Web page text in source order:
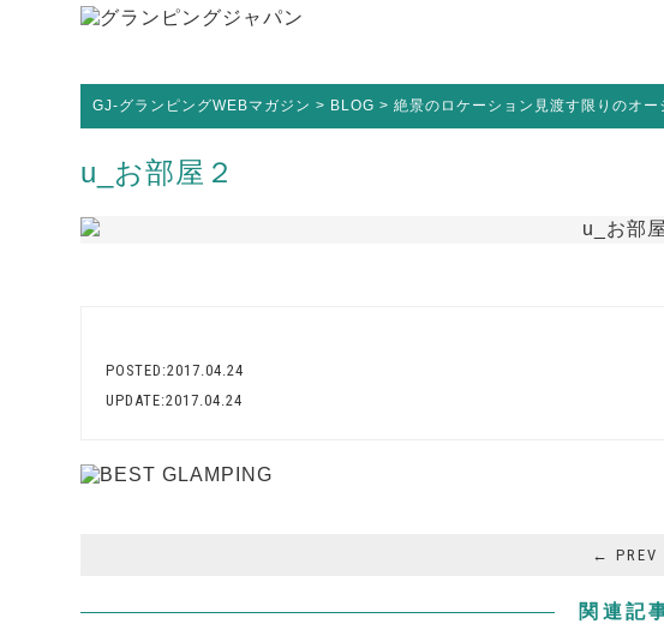
GJ-グランピングWEBマガジン > BLOG >絶景のロケーション見渡す限りのオ
u_お部屋２
POSTED:2017.04.24
UPDATE:2017.04.24
← PREV
関連記